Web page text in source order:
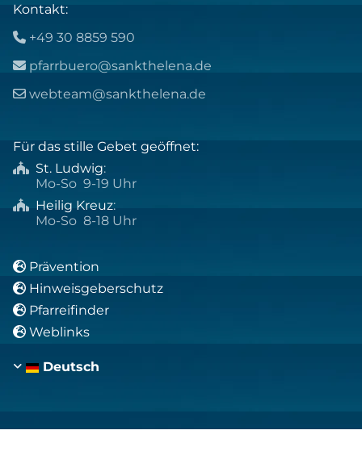
Kontakt:
 +49 30 8859 590
 pfarrbuero@sankthelena.de
 webteam@sankthelena.de
Für das stille Gebet geöffnet:
 St. Ludwig:
Mo-So 9-19 Uhr
 Heilig Kreuz:
Mo-So 8-18 Uhr
 Prävention
 Hinweisgeberschutz
 Pfarreifinder
 Weblinks
Deutsch